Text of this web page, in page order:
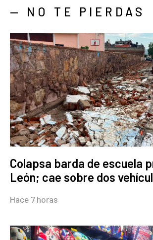
— NO TE PIERDAS
Colapsa barda de escuela
León; cae sobre dos
Hace 7 horas